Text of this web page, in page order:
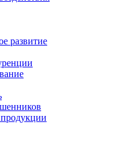
развитие